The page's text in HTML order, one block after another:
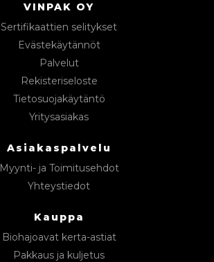
VINPAK OY
Sertifikaattien selitykset
Evästekäytännöt
Palvelut
Rekisteriseloste
Tietosuojakäytäntö
Yritysasiakas
Asiakaspalvelu
Myynti- ja Toimitusehdot
Yhteystiedot
Kauppa
Biohajoavat kerta-astiat
Pakkaus ja kuljetus